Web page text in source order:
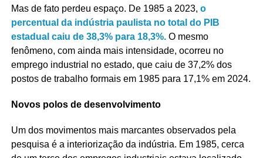
Mas de fato perdeu espaço. De 1985 a 2023, o
percentual da indústria paulista no total do PIB
estadual caiu de 38,3% para 18,3%.O mesmo
fenômeno, com ainda mais intensidade, ocorreu no
emprego industrial no estado, que caiu de 37,2% dos
postos de trabalho formais em 1985 para 17,1% em 2024.
Novos polos de desenvolvimento
Um dos movimentos mais marcantes observados pela
pesquisa é a interiorização da indústria. Em 1985, cerca